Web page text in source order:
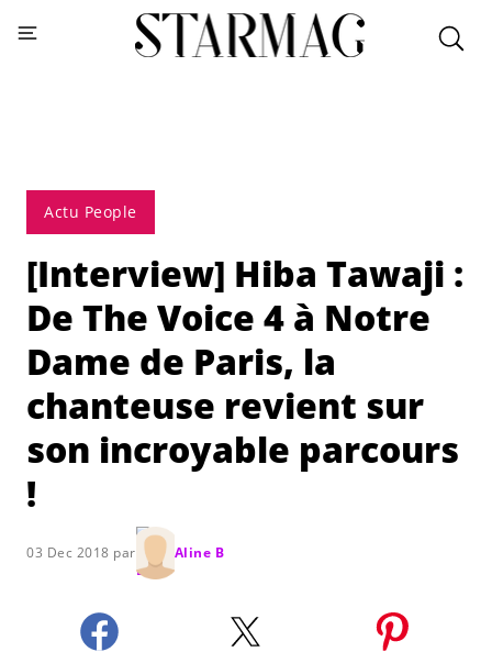
Actu People
[Interview] Hiba Tawaji :
De The Voice 4 à Notre
Dame de Paris, la
chanteuse revient sur
son incroyable parcours
!
03 Dec 2018 par Aline B